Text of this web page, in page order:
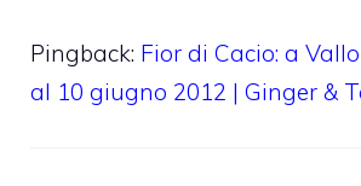
Pingback: Fior di Cacio: a
al 10 giugno 2012 | Ginger &